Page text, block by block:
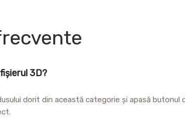
3D?
dorit din această categorie și apasă